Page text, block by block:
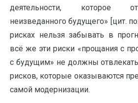
деятельности, которое
неизведанного будущего» [цит.
рисках нельзя забывать в
всё же эти риски «прощания с
с будущим» не должны
рисков, которые оказываются
самой модернизации.